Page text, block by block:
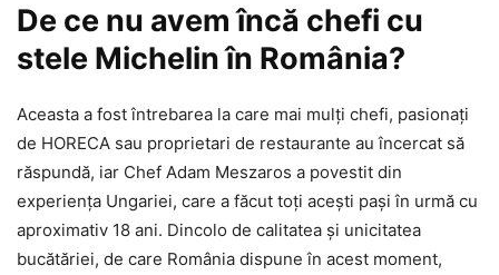
De ce nu avem încă chefi cu
stele Michelin în România?
Aceasta a fost întrebarea la care mai mulți chefi, pasionați
de HORECA sau proprietari de restaurante au încercat să
răspundă, iar Chef Adam Meszaros a povestit din
experiența Ungariei, care a făcut toți acești pași în urmă cu
aproximativ 18 ani. Dincolo de calitatea și unicitatea
bucătăriei, de care România dispune în acest moment,